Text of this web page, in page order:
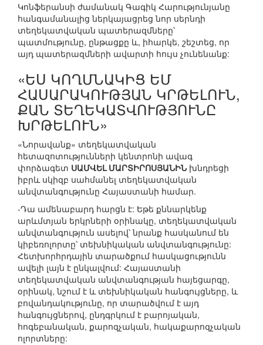
Կոնֆերանսի ժամանակ Գագիկ Հարությունյանը
հանգամանալից ներկայացրեց նոր սերնդի
տեղեկատվական պատերազմները՝
պատմությունը, ընթացքը և, իհարկե, շեշտեց, որ
այդ պատերազմների ավարտի հույս չունենանք:
«ԵՍ ԿՈՂՄՆԱԿԻՑ ԵՄ
ՀԱՍԱՐԱԿՈՒԹՅԱՆ ԿՐԹԵԼՈՒՆ,
ՔԱՆ ՏԵՂԵԿԱՏՎՈՒԹՅՈՒՆԸ
ԽՐԹԵԼՈՒՆ»
«Նորավանք» տեղեկատվական
հետազոտությունների կենտրոնի ավագ
փորձագետ ՍԱՄՎԵԼ ՄԱՐՏԻՐՈՍՅԱՆԻՆ խնդրեցի
իբրև սկիզբ սահմանել տեղեկատվական
անվտանգությունը Հայաստանի համար.
-Դա ամենաբարդ հարցն է: Եթե քննարկենք
արևմտյան երկրների օրինակը, տեղեկատվական
անվտանգություն ասելով՝ նրանք հասկանում են
կիբեռոլորտը՝ տեխնիկական անվտանգությունը:
Հետխորհրդային տարածքում հասկացությունն
ավելի լայն է ընկալվում: Հայաստանի
տեղեկատվական անվտանգության հայեցարգը,
օրինակ, նշում է և տեխնիկական հանգույցները, և
բովանդակությունը, որ տարածվում է այդ
հանգույցներով, ընդգրկում է բարոյական,
հոգեբանական, քարոզչական, հակաքարոզչական
ոլորտները: